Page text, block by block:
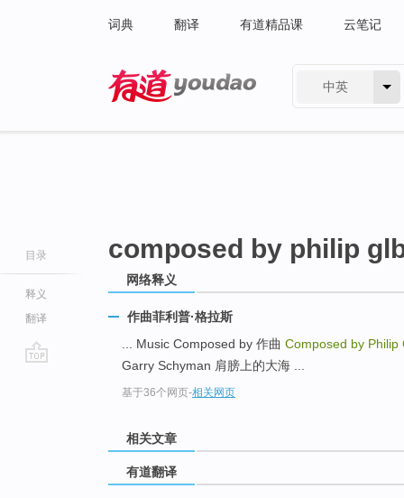
词典 翻译 有道精品课 云笔记
中英
目录
释义
翻译
composed by philip
网络释义
作曲菲利普·格拉斯
... Music Composed by 作曲 Composed by
Garry Schyman 肩膀上的大海 ...
基于36个网页-相关网页
相关文章
有道翻译